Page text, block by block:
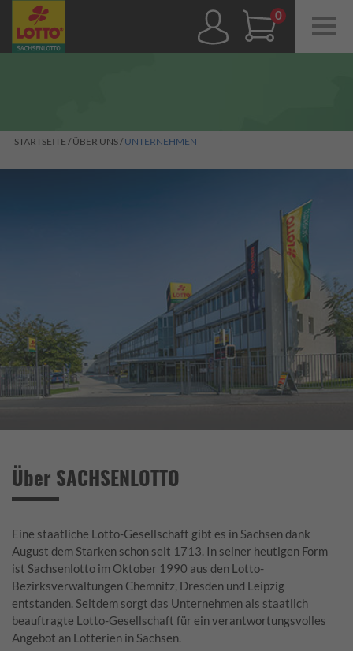
0,00 €
STARTSEITE / ÜBER UNS/ UNTERNEHMEN
Über SACHSENLOTTO
Eine staatliche Lotto-Gesellschaft gibt es in Sachsen dank
August dem Starken schon seit 1713. In seiner heutigen Form
ist Sachsenlotto im Oktober 1990 aus den Lotto-
Bezirksverwaltungen Chemnitz, Dresden und Leipzig
entstanden. Seitdem sorgt das Unternehmen als staatlich
beauftragte Lotto-Gesellschaft für ein verantwortungsvolles
Angebot an Lotterien in Sachsen.